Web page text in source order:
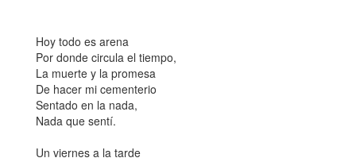
Hoy todo es arena
Por donde circula el tiempo,
La muerte y la promesa
De hacer mi cementerio
Sentado en la nada,
Nada que sentí.
Un viernes a la tarde